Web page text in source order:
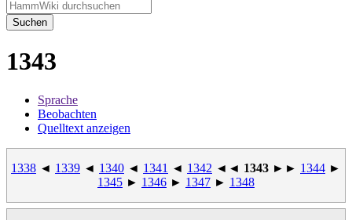
Suchen
1343
Sprache
Beobachten
Quelltext anzeigen
1338 ◄ 1339 ◄ 1340 ◄ 1341 ◄ 1342 ◄◄ 1343 ►► 1344 ►
1345 ► 1346 ► 1347 ► 1348